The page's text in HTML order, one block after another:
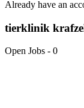
Already have an
tierklinik
Open Jobs - 0